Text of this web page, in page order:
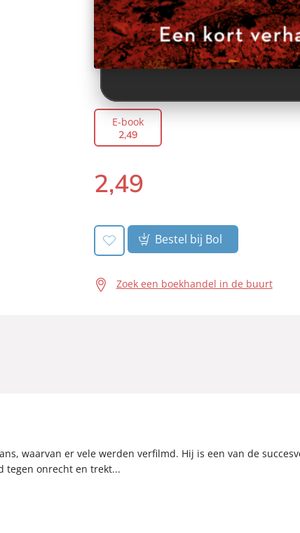
E-book
2,49
E-
book:
2,49
Bestel bij Bol
Zoek een boekhandel in de buurt
waarvan er vele werden verfilmd. Hij is een van de
tegen onrecht en trekt...